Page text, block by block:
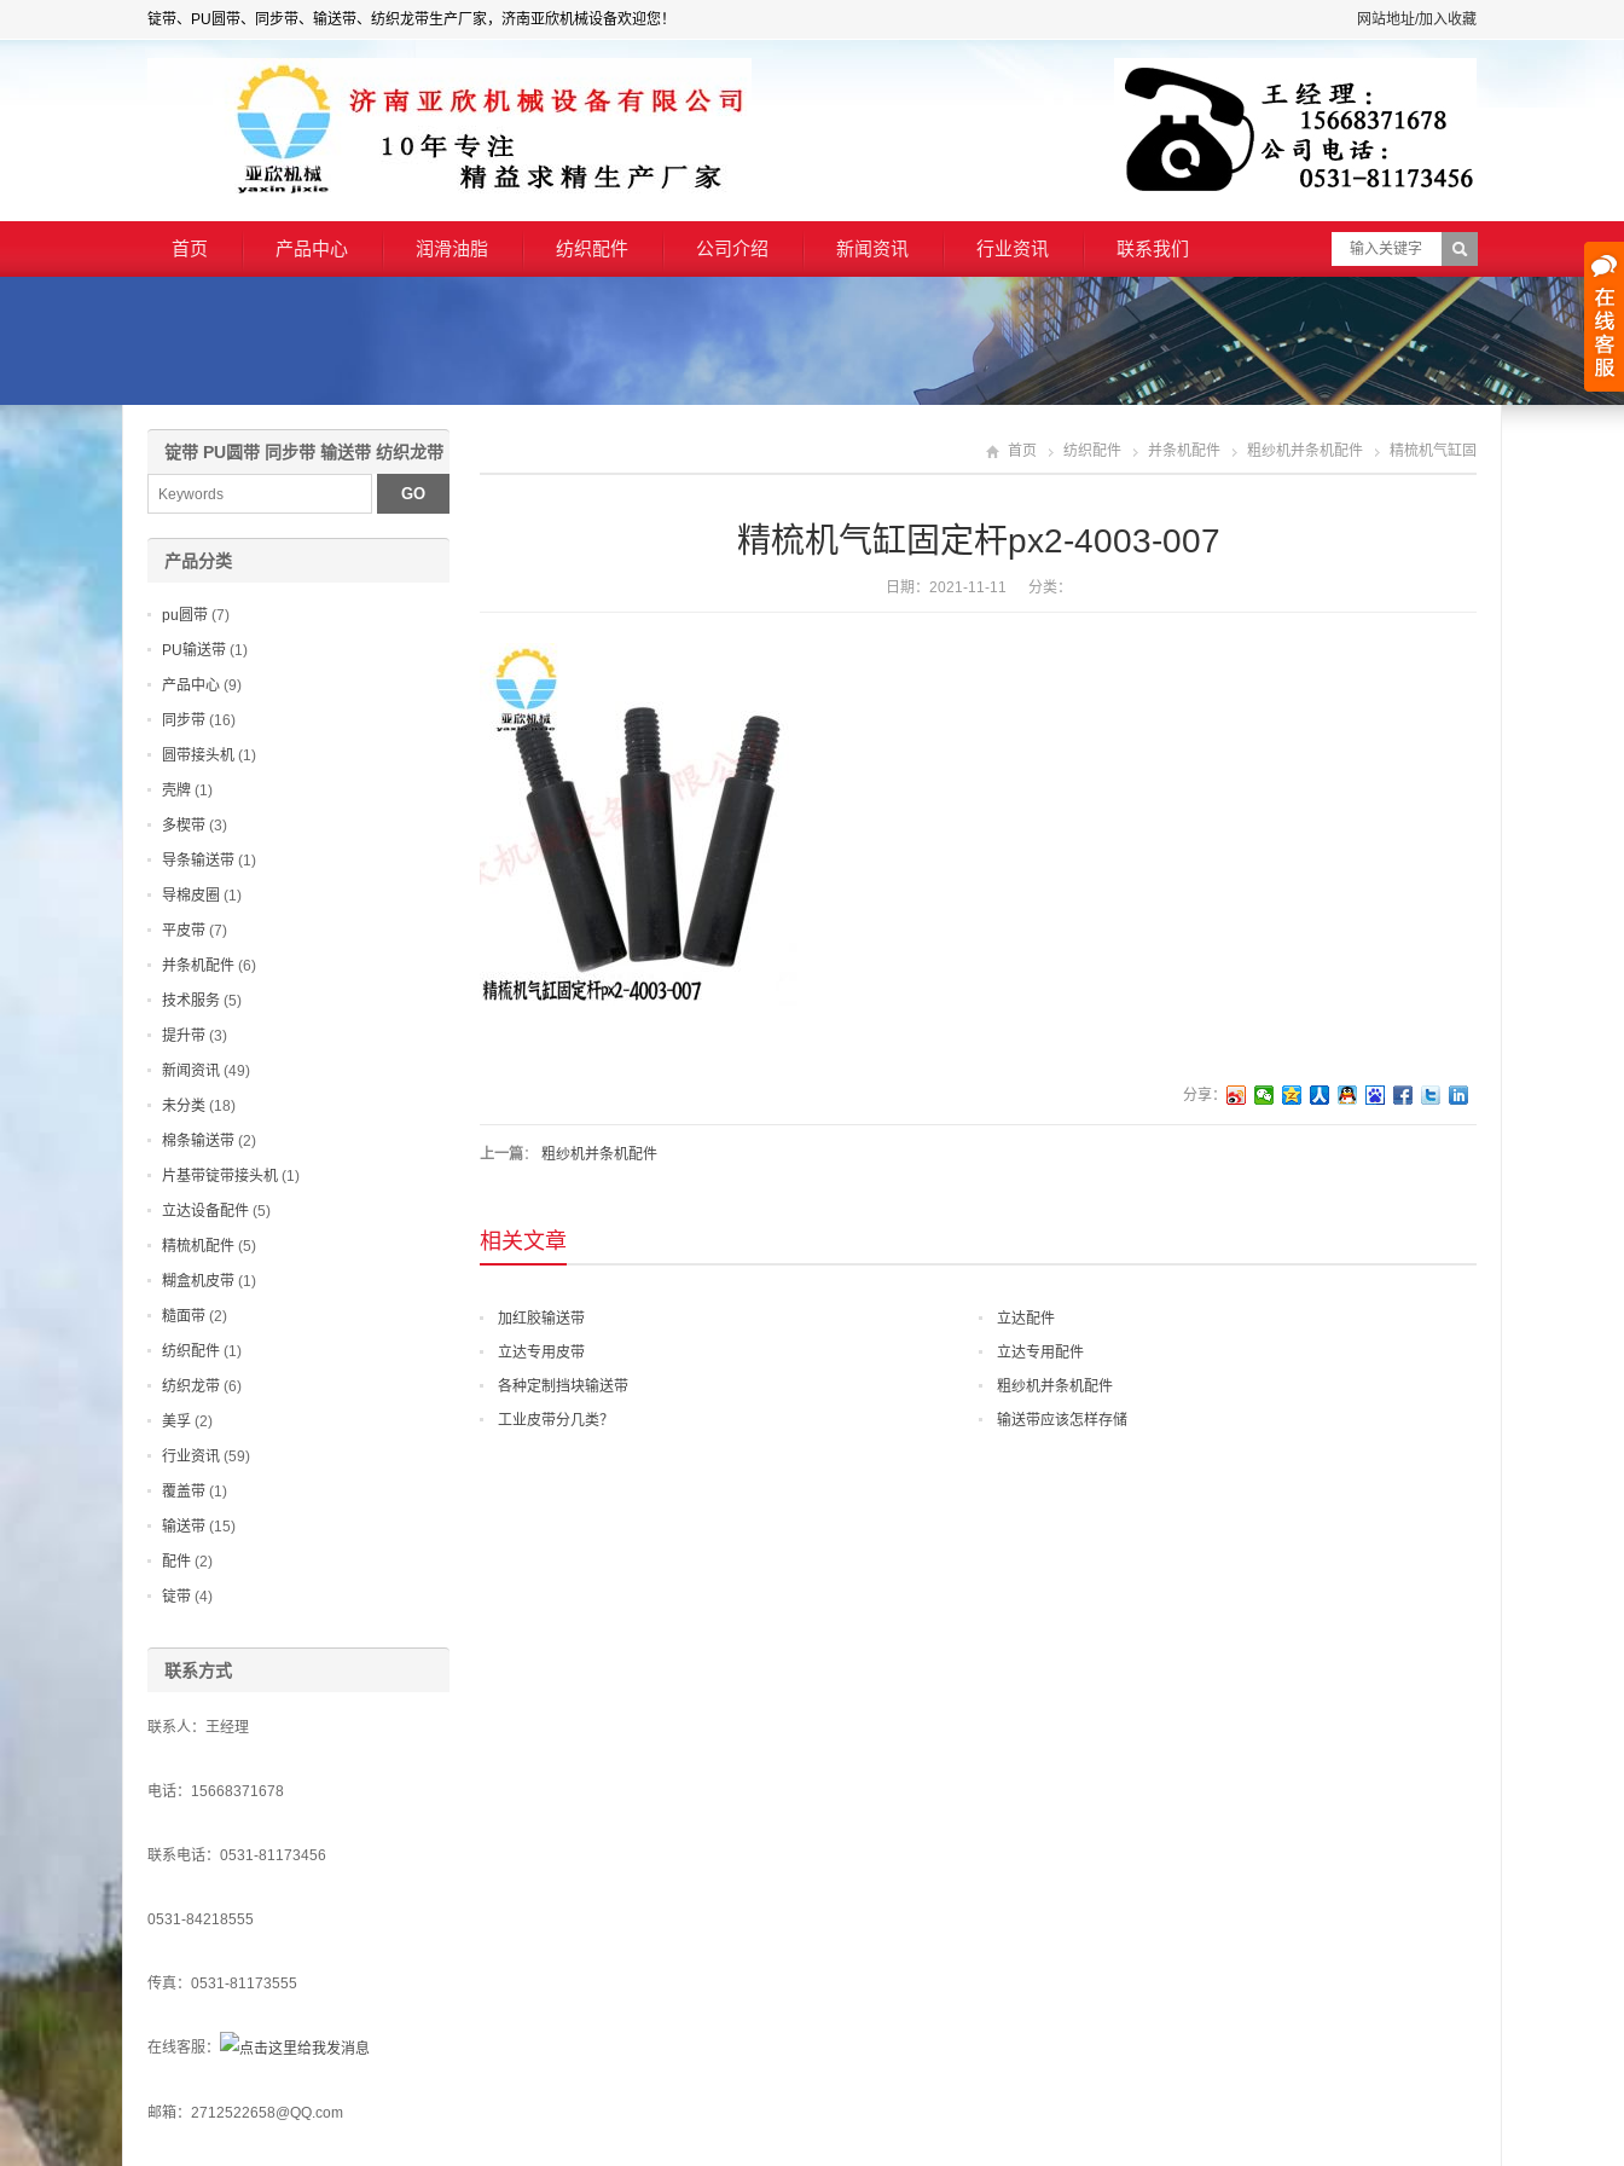
锭带、PU圆带、同步带、输送带、纺织龙带生产厂家，济南亚欣机械设备欢迎您！ 网站地址/加入收藏
首页 产品中心 润滑油脂 纺织配件 公司介绍 新闻资讯 行业资讯 联系我们
首页 纺织配件 并条机配件 粗纱机并条机配件 精梳机气缸固
精梳机气缸固定杆px2-4003-007
日期：2021-11-11 分类：
分享：
上一篇： 粗纱机并条机配件
相关文章
加红胶输送带
立达配件
立达专用皮带
立达专用配件
各种定制挡块输送带
粗纱机并条机配件
工业皮带分几类？
输送带应该怎样存储
锭带 PU圆带 同步带 输送带 纺织龙带
产品分类
pu圆带 (7)
PU输送带 (1)
产品中心 (9)
同步带 (16)
圆带接头机 (1)
壳牌 (1)
多楔带 (3)
导条输送带 (1)
导棉皮圈 (1)
平皮带 (7)
并条机配件 (6)
技术服务 (5)
提升带 (3)
新闻资讯 (49)
未分类 (18)
棉条输送带 (2)
片基带锭带接头机 (1)
立达设备配件 (5)
精梳机配件 (5)
糊盒机皮带 (1)
糙面带 (2)
纺织配件 (1)
纺织龙带 (6)
美孚 (2)
行业资讯 (59)
覆盖带 (1)
输送带 (15)
配件 (2)
锭带 (4)
联系方式
联系人：王经理
电话：15668371678
联系电话：0531-81173456
0531-84218555
传真：0531-81173555
在线客服：
邮箱：2712522658@QQ.com